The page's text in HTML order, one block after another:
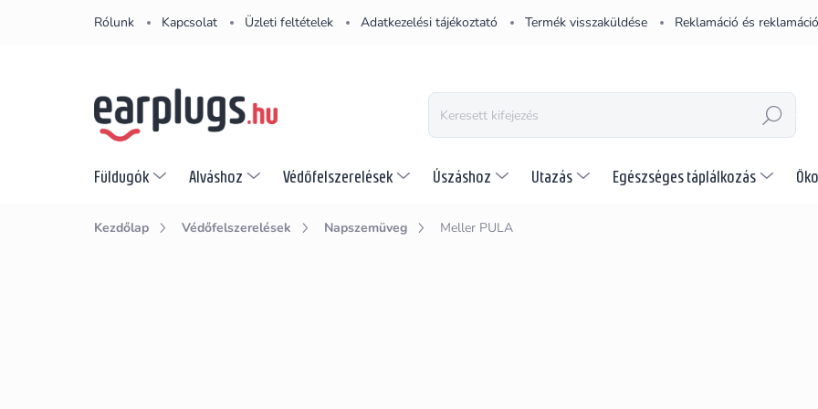
Rólunk Kapcsolat Üzleti feltételek Adatkezelési tájékoztató Termék visszaküldése Reklamáció és
KERESÉS
Füldugók Alváshoz Védőfelszerelések Úszáshoz Utazás Egészséges táplálkozás
Kezdőlap Védőfelszerelések Napszemüveg Meller PULA